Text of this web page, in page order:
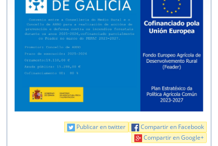
Compartir en Facebook
Publicar en twitter
Compartir en Google+